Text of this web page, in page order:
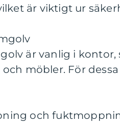
är viktigt ur
är vanlig i
möbler. För
och